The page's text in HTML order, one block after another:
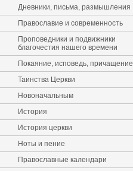
Дневники, письма, размышления
Православие и современность
Проповедники и подвижники
благочестия нашего времени
Покаяние, исповедь, причащение
Таинства Церкви
Новоначальным
История
История церкви
Ноты и пение
Православные календари